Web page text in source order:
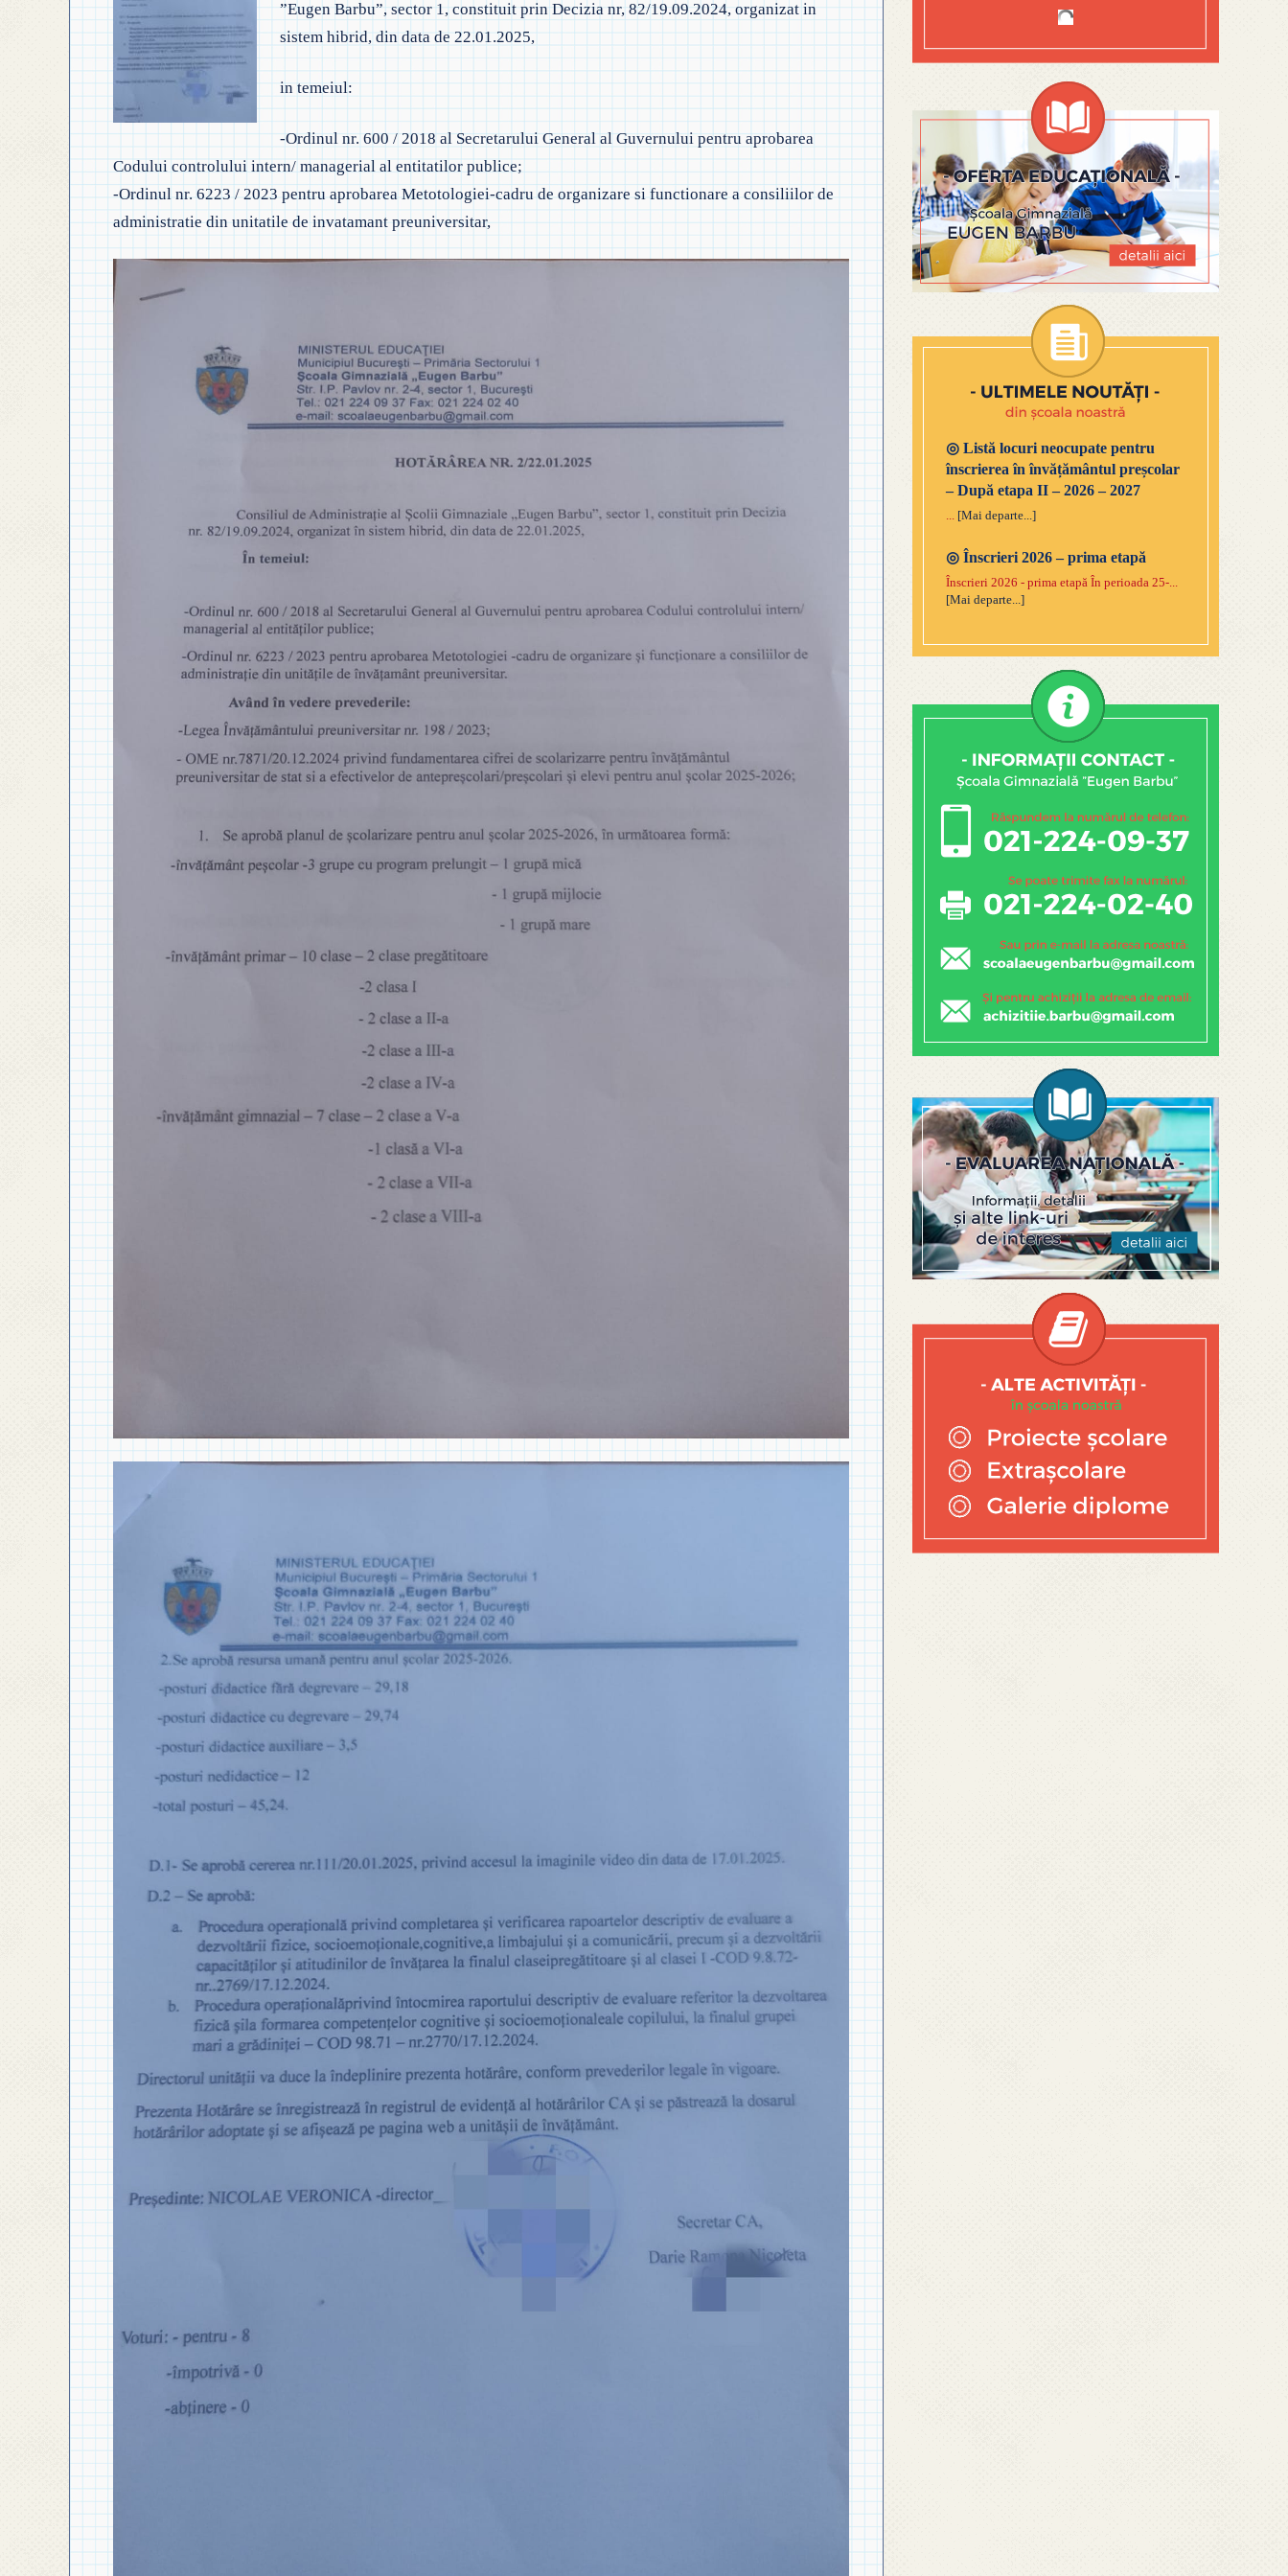
◎ ACHIZIȚII
◎ DOCUMENTE UTILE
◎ REGULAMENT INTERN
◎ REGULAMENT ORGANIZARE
◎ FIȘĂ EVALUARE PERSONAL
◎ ÎNCADRARE PROFESORI
◎ DECLARAȚII INTERESE
◎ TRANSPARENTA VENITURI ◎ 2025
◎ 2019
◎ GHID ÎNVĂȚĂMÂNT PREȘCOLAR
◎ CRITERII DE DEPARTAJARE
◎ ORDIN PRIVIND ÎNSCRIEREA ÎN
PREȘCOLAR 2025-2026
◎ EVALUAREA NAȚIONALĂ
NAȚIONALĂ
◎ ADMITERE LICEU
◎ ADMITERE ÎNVĂŢĂMÂNT
PROFESIONAL ŞI/SAU DUAL
◎ PROCEDURĂ EGALIZARE ȘANSE
◎ SĂPTĂMÂNA VERDE –
◎ SĂPTĂMÂNA VERDE –
ÎNVĂȚĂMÂNT GIMNAZIAL
”Eugen Barbu”, sector 1, constituit prin Decizia nr, 82/19.09.2024, organizat in
sistem hibrid, din data de 22.01.2025,
in temeiul:
-Ordinul nr. 600 / 2018 al Secretarului General al Guvernului pentru aprobarea
Codului controlului intern/ managerial al entitatilor publice;
-Ordinul nr. 6223 / 2023 pentru aprobarea Metotologiei-cadru de organizare si functionare a consiliilor de
administratie din unitatile de invatamant preuniversitar,
◎ Listă locuri neocupate pentru
înscrierea în învățământul preșcolar
– După etapa II – 2026 – 2027
... [Mai departe...]
◎ Înscrieri 2026 – prima etapă
Înscrieri 2026 - prima etapă În perioada 25-...
[Mai departe...]